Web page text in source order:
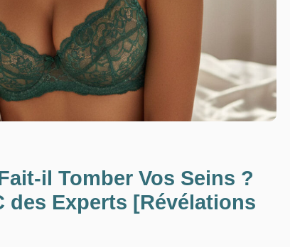
il Tomber Vos Seins ?
des Experts [Révélations